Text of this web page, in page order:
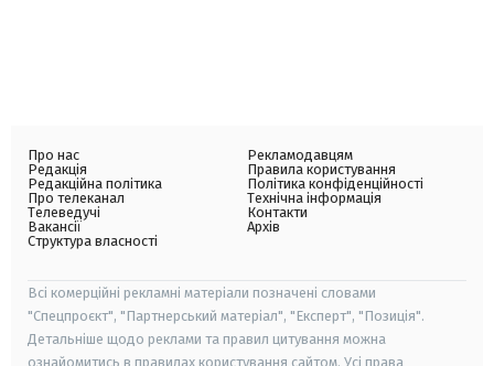
Про нас
Редакція
Редакційна політика
Про телеканал
Телеведучі
Вакансії
Структура власності
Рекламодавцям
Правила користування
Політика конфіденційності
Технічна інформація
Контакти
Архів
Всі комерційні рекламні матеріали позначені словами
"Спецпроєкт", "Партнерський матеріал", "Експерт", "Позиція".
Детальніше щодо реклами та правил цитування можна
ознайомитись в правилах користування сайтом. Усі права